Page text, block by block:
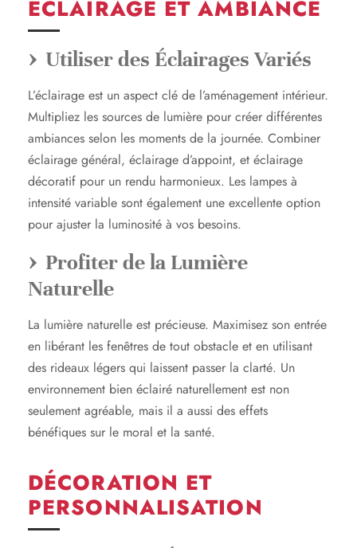
ÉCLAIRAGE ET AMBIANCE
Utiliser des Éclairages Variés
L’éclairage est un aspect clé de l’aménagement intérieur.
Multipliez les sources de lumière pour créer différentes
ambiances selon les moments de la journée. Combiner
éclairage général, éclairage d’appoint, et éclairage
décoratif pour un rendu harmonieux. Les lampes à
intensité variable sont également une excellente option
pour ajuster la luminosité à vos besoins.
Profiter de la Lumière
Naturelle
La lumière naturelle est précieuse. Maximisez son entrée
en libérant les fenêtres de tout obstacle et en utilisant
des rideaux légers qui laissent passer la clarté. Un
environnement bien éclairé naturellement est non
seulement agréable, mais il a aussi des effets
bénéfiques sur le moral et la santé.
DÉCORATION ET
PERSONNALISATION